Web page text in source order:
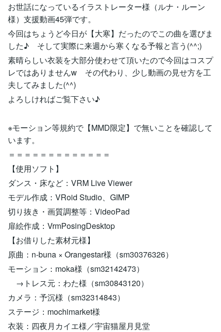
お世話になっているイラストレーター様（ルナ・ルーン
様）支援動画45弾です。
今回はちょうど今日が【大寒】だったのでこの曲を選びま
した♪ そして実際に来週から寒くなる予報と言う(^^;)
素晴らしい衣装を大部分使わせて頂いたので今回はコスプ
レではありませんw その代わり、少し動画の見せ方を工
夫してみました(^^)
よろしければご覧下さい♪
※モーション等規約で【MMD限定】で無いことを確認して
います。
＝＝＝＝＝＝＝＝＝＝＝＝＝
【使用ソフト】
ダンス・床など：VRM Live Viewer
モデル作成：VRoid Studio、GIMP
切り抜き・画質調整等：VideoPad
扉絵作成：VrmPosingDesktop
【お借りした素材元様】
原曲：n-buna × Orangestar様（sm30376326）
モーション：moka様（sm32142473）
→トレス元：わた様（sm30843120）
カメラ：予沉様（sm32314843）
ステージ：mochimarket様
衣装：四夜月カイエ様／宇宙猫屋月見堂